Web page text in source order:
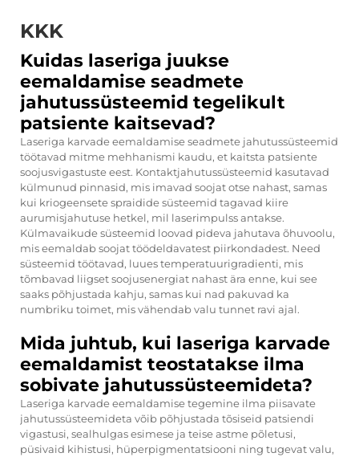
KKK
Kuidas laseriga juukse
eemaldamise seadmete
jahutussüsteemid tegelikult
patsiente kaitsevad?
Laseriga karvade eemaldamise seadmete jahutussüsteemid
töötavad mitme mehhanismi kaudu, et kaitsta patsiente
soojusvigastuste eest. Kontaktjahutussüsteemid kasutavad
külmunud pinnasid, mis imavad soojat otse nahast, samas
kui kriogeensete spraidide süsteemid tagavad kiire
aurumisjahutuse hetkel, mil laserimpulss antakse.
Külmavaikude süsteemid loovad pideva jahutava õhuvoolu,
mis eemaldab soojat töödeldavatest piirkondadest. Need
süsteemid töötavad, luues temperatuurigradienti, mis
tõmbavad liigset soojusenergiat nahast ära enne, kui see
saaks põhjustada kahju, samas kui nad pakuvad ka
numbriku toimet, mis vähendab valu tunnet ravi ajal.
Mida juhtub, kui laseriga karvade
eemaldamist teostatakse ilma
sobivate jahutussüsteemideta?
Laseriga karvade eemaldamise tegemine ilma piisavate
jahutussüsteemideta võib põhjustada tõsiseid patsiendi
vigastusi, sealhulgas esimese ja teise astme põletusi,
püsivaid kihistusi, hüperpigmentatsiooni ning tugevat valu,